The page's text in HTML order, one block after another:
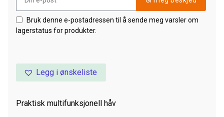
Bruk denne e-postadressen til å sende meg varsler om
lagerstatus for produkter.
Legg i ønskeliste
Praktisk multifunksjonell håv